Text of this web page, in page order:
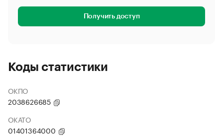
Получить доступ
Коды статистики
ОКПО
2038626685
ОКАТО
01401364000